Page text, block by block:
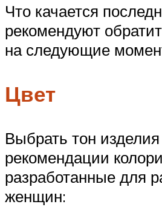
Что качается
рекомендуют
на следующие
Цвет
Выбрать тон
рекомендации
разработанные для
женщин: